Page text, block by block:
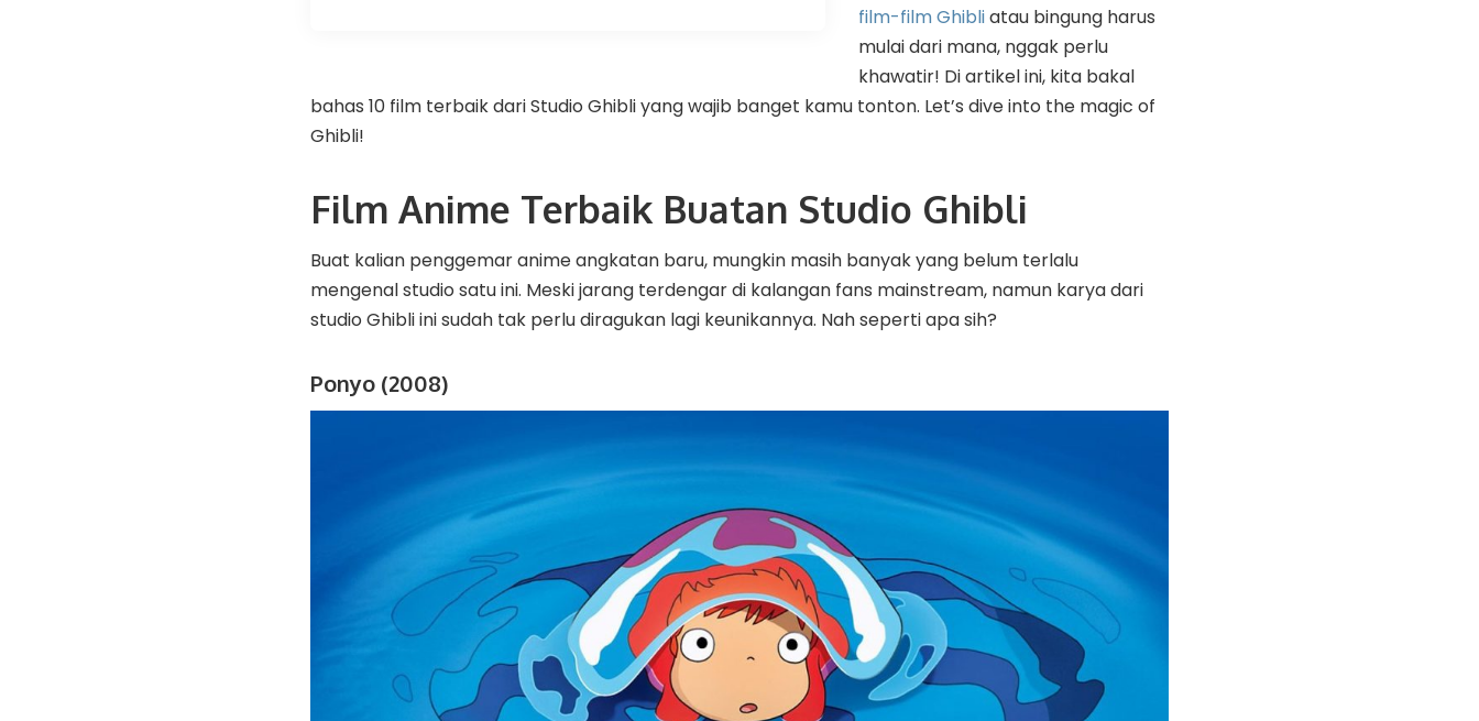
film-film Ghibliatau bingung harus
mulai dari mana, nggak perlu
khawatir! Di artikel ini, kita bakal
bahas 10 film terbaik dari Studio Ghibli yang wajib banget kamu tonton. Let’s dive into the magic of
Ghibli!
Film Anime Terbaik Buatan Studio Ghibli
Buat kalian penggemar anime angkatan baru, mungkin masih banyak yang belum terlalu
mengenal studio satu ini. Meski jarang terdengar di kalangan fans mainstream, namun karya dari
studio Ghibli ini sudah tak perlu diragukan lagi keunikannya. Nah seperti apa sih?
Ponyo (2008)